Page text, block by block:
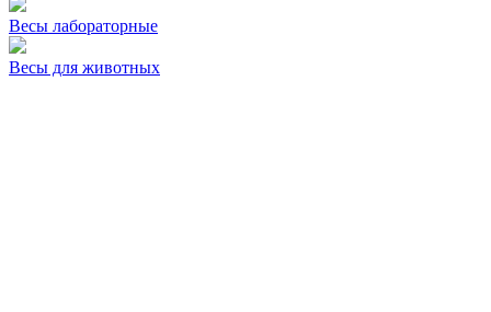
Весы лабораторные
Весы для животных